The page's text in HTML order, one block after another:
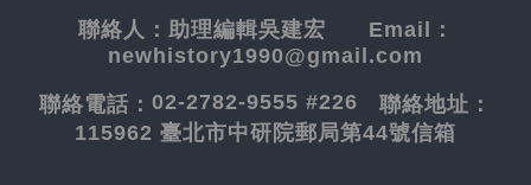
聯絡人： 助理編輯吳建宏 Email：
newhistory1990@gmail.com
聯絡電話： 02-2782-9555 #226 聯絡地址：
115962 臺北市中研院郵局第44號信箱